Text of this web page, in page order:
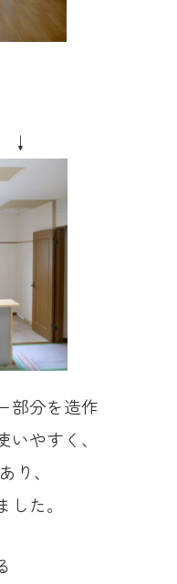
部分を造作
やすく、
り、
た。